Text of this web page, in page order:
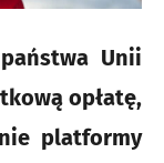
Unii
opłatę,
platformy